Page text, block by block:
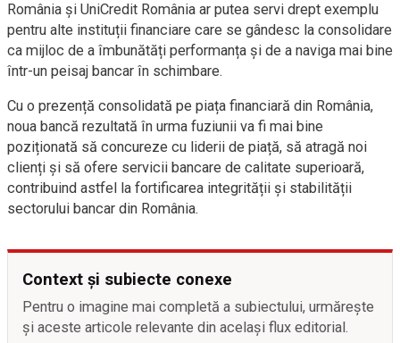
România și UniCredit România ar putea servi drept exemplu
pentru alte instituții financiare care se gândesc la consolidare
ca mijloc de a îmbunătăți performanța și de a naviga mai bine
într-un peisaj bancar în schimbare.
Cu o prezență consolidată pe piața financiară din România,
noua bancă rezultată în urma fuziunii va fi mai bine
poziționată să concureze cu liderii de piață, să atragă noi
clienți și să ofere servicii bancare de calitate superioară,
contribuind astfel la fortificarea integrității și stabilității
sectorului bancar din România.
Context și subiecte conexe
Pentru o imagine mai completă a subiectului, urmărește
și aceste articole relevante din același flux editorial.